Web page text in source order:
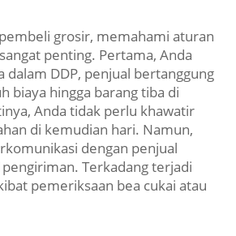
grosir, memahami aturan
penting. Pertama, Anda
dalam DDP, penjual bertanggung
biaya hingga barang tiba di
Anda tidak perlu khawatir
di kemudian hari. Namun,
dengan penjual
Terkadang terjadi
pemeriksaan bea cukai atau